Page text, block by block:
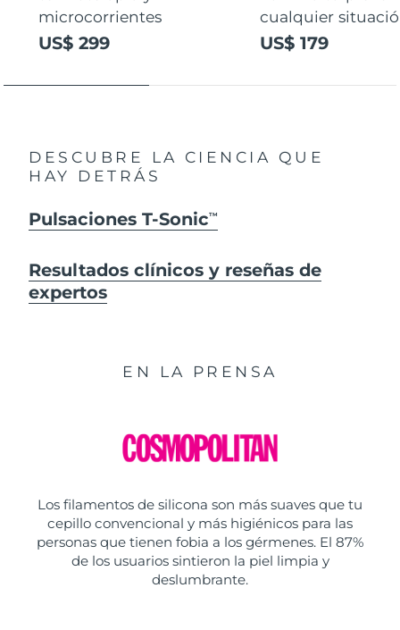
microcorrientes
US$ 299
cualquier
US$ 179
DESCUBRE LA CIENCIA QUE
HAY DETRÁS
Pulsaciones T-SonicTM
Resultados clínicos y reseñas de
expertos
EN LA PRENSA
Los filamentos de silicona son más suaves que tu
cepillo convencional y más higiénicos para las
personas que tienen fobia a los gérmenes. El 87%
de los usuarios sintieron la piel limpia y
deslumbrante.